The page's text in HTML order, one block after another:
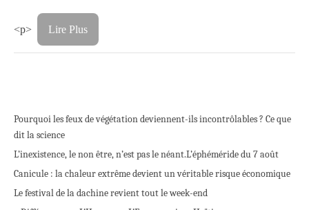
<p> Lire Plus
Pourquoi les feux de végétation deviennent-ils incontrôlables ? Ce que
dit la science
L’inexistence, le non être, n’est pas le néant.L’éphéméride du 7 août
Canicule : la chaleur extrême devient un véritable risque économique
Le festival de la dachine revient tout le week-end